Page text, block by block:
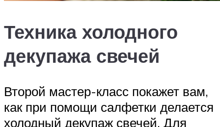
Техника холодного
декупажа свечей
Второй мастер-класс покажет вам,
как при помощи салфетки делается
холодный декупаж свечей. Для